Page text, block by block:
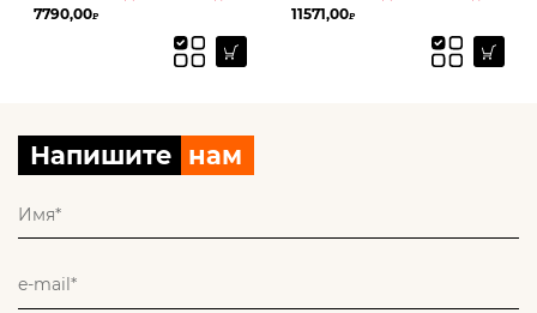
7790,00₽ 11571,00₽
Напишите нам